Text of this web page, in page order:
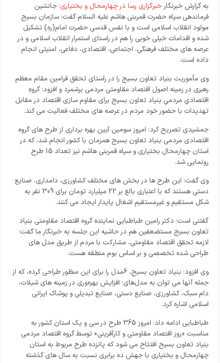
به گزارش خبرنگار خبرگزاری رسا در چهارمحال و بختیاری؛ جانشین
فرماندهی سپاه حضرت قمربنی هاشم علیه السلام گفت: سازمان بسیج
مولود انقلاب اسلامی است و با نفس قدسی حضرت امام(ره) تشکیل
شده و اقدامات خیلی خوبی را هم در راستای استمرار انقلاب اسلامی و در
عرصه های مختلف فرهنگی، اجتماعی، اقتصادی، دفاعی، امنیتی انجام
داده است.
وی مأموریت بنیاد تعاون بسیج را در راستای تحقق فرامین مقام معظم
رهبری در زمینه اصول اقتصاد مقاومتی مردمی برشمرد و افزود: گروهِ
اقتصادیِ مردمیِ بنیاد تعاون بسیج برای مقاوم سازی اقتصاد در مقابل
تهدیدات با حضور خود مردم در عرصه های مختلف فعالیت می کند.
جمشیدی تصریح کرد: امروز سومین آیین بهره برداری از طرح های گروه
اقتصادی مردمی بنیاد تعاون بسیج همزمان با کشور انجام شد، که در
استان چهارمحال بختیاری و سپاه قمربنی هاشم نیز تعداد 15 طرح
رونمایی شد.
وی گفت: این طرح ها در بخش های مختلف کشاورزی، دامداری، صنایع
دستی هستند که با اعتباری بالغ بر 22 میلیارد تومان برای 309 نفر به
شکل مستقیم و غیرمستقیم اشغال پایدار ایجاد می کنند.
گفتنی است؛ دکتر رامین طباطبایی نماینده گروه اقتصاد مقاومتی بنیاد
تعاون بسیج مستضعفین هم در حاشیه این جلسه به خبرنگار ما گفت:
لازمه تحقق اقتصاد مقاومتی، مشارکت با مردم از طریق مدل های
طراحی شده تخصصی و بر اساس بوم منطقه هست.
وی افزود: بنیاد تعاون بسیج، 6مدل را برای این منظور طراحی کرده، که از
جمله آنها می توان به مدل‌های؛ افزایش بهره‌وری در زمینه های شیلات،
دام سبک، کشاورزی، صنایع دستی، صنایع تبدیلی و پوشاک ایرانی
اسلامی اشاره کرد.
طباطبایی ادامه داد: امروز 365 طرح در سی و یک استان کشور به
مناسبت «روز اقتصاد مقاومتی و کارآفرینی» توسط گروه اقتصاد مردمی
بنیاد تعاون بسیج افتتاح می شود که پانزده طرح مربوط به استان
چهارمحال و بختیاری با جهش ده برابری نسبت به سال های گذشته